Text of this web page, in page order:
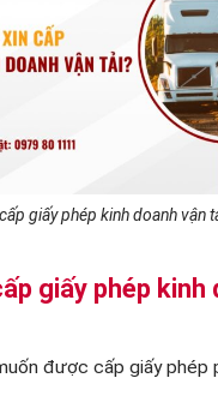
giấy phép kinh doanh vận
giấy phép kinh
được cấp giấy phép